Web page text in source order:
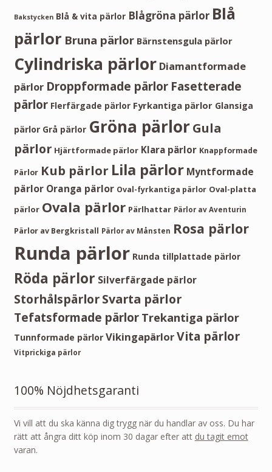
Bakstycken Blå & vita pärlor Blågröna pärlor Blå
pärlor Bruna pärlor Bärnstensgula pärlor
Cylindriska pärlor Diamantformade
pärlor Droppformade pärlor Fasetterade
pärlor Flerfärgade pärlor Fyrkantiga pärlor Glansiga
pärlor Grå pärlor Gröna pärlorGula
pärlor Hjärtformade pärlor Klara pärlor Knappformade
Pärlor Kub pärlor Lila pärlor Myntformade
pärlor Oranga pärlor Oval-fyrkantiga pärlor Oval-platta
pärlor Ovala pärlor Pärlhattar Pärlor av Aventurin
Pärlor av Bergkristall Pärlor av Månsten Rosa pärlor
Runda pärlor Runda tillplattade pärlor
Röda pärlor Silverfärgade pärlor
StorhålspärlorSvarta pärlor
Tefatsformade pärlor Trekantiga pärlor
Tunnformade pärlor VikingapärlorVita pärlor
Vitprickiga pärlor
100% Nöjdhetsgaranti
Vi vill att du ska känna dig trygg när du handlar av oss. Du har
rätt att ångra ditt köp inom 30 dagar efter att du tagit emot
varan.